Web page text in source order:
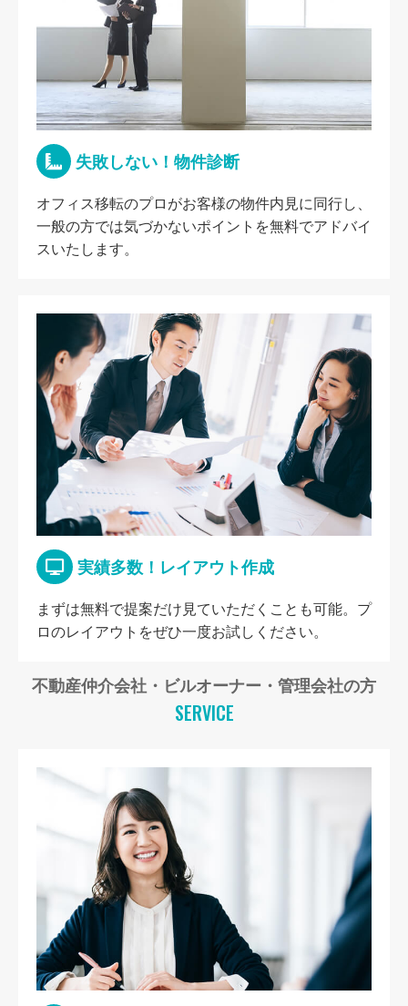
失敗しない！物件診断
オフィス移転のプロがお客様の物件内見に同行し、
一般の方では気づかないポイントを無料でアドバイ
スいたします。
実績多数！レイアウト作成
まずは無料で提案だけ見ていただくことも可能。プ
ロのレイアウトをぜひ一度お試しください。
不動産仲介会社・ビルオーナー・管理会社の方
SERVICE